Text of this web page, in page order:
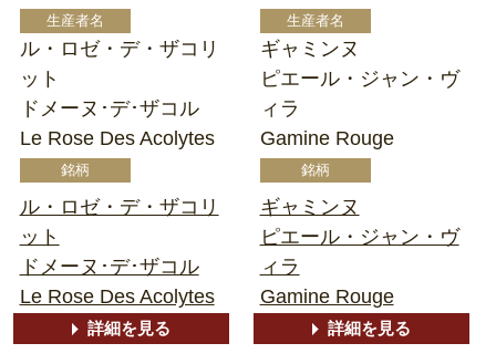
ル・ロゼ・デ・ザコリ
ット
ドメーヌ･デ･ザコル
Le Rose Des Acolytes
ル・ロゼ・デ・ザコリ
ット
ドメーヌ･デ･ザコル
Le Rose Des Acolytes
詳細を見る
ギャミンヌ
ピエール・ジャン・ヴ
ィラ
Gamine Rouge
ギャミンヌ
ピエール・ジャン・ヴ
ィラ
Gamine Rouge
詳細を見る